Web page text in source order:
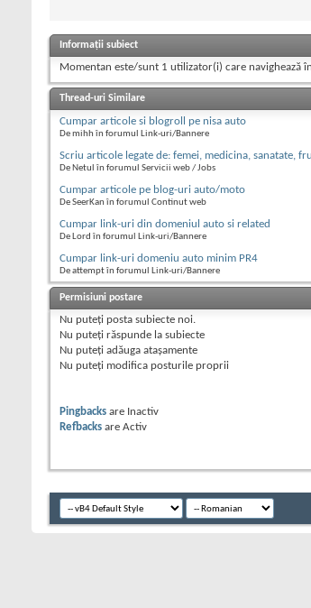
Informații subiect
Momentan este/sunt 1 utilizator(i) care navighează
Thread-uri Similare
Cumpar articole si blogroll pe nisa auto
De mihh în forumul Link-uri/Bannere
Scriu articole legate de: femei, medicina, sanatate,
De Netul în forumul Servicii web / Jobs
Cumpar articole pe blog-uri auto/moto
De SeerKan în forumul Continut web
Cumpar link-uri din domeniul auto si related
De Lord în forumul Link-uri/Bannere
Cumpar link-uri domeniu auto minim PR4
De attempt în forumul Link-uri/Bannere
Permisiuni postare
Nu puteţi posta subiecte noi.
Nu puteţi răspunde la subiecte
Nu puteţi adăuga ataşamente
Nu puteţi modifica posturile proprii
Pingbacks are Inactiv
Refbacks are Activ